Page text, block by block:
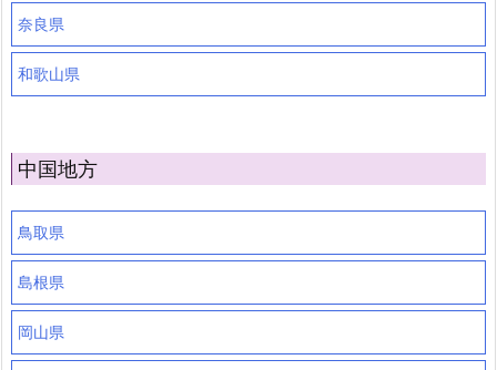
奈良県
和歌山県
中国地方
鳥取県
島根県
岡山県